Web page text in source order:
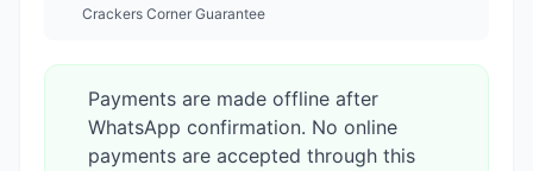
Crackers Corner Guarantee
Payments are made offline after
WhatsApp confirmation. No online
payments are accepted through this